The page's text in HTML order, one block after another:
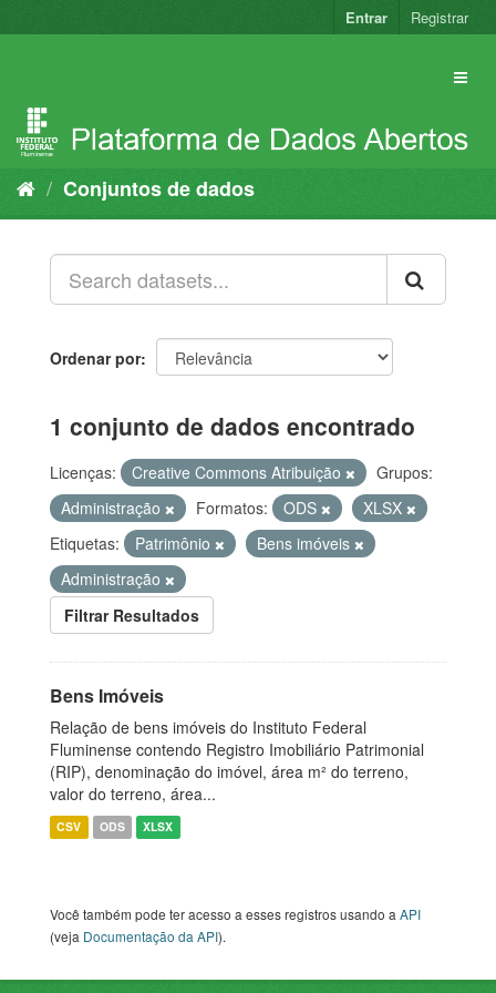
para
Entrar Registrar
Conjuntos de dados
Ordenar por
1 conjunto de dados encontrado
Licenças: Creative Commons Atribuição
Grupos:
Administração
Formatos: ODS
XLSX
Etiquetas:
Patrimônio
Bens imóveis
Administração
Filtrar Resultados
Bens Imóveis
Relação de bens imóveis do Instituto Federal
Fluminense contendo Registro Imobiliário Patrimonial
(RIP), denominação do imóvel, área m² do terreno,
valor do terreno, área...
CSV ODS XLSX
Você também pode ter acesso a esses registros usando aAPI
(veja Documentação da API).